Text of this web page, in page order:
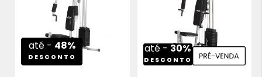
até - 48%
DESCONTO
até - 30%
DESCONTO